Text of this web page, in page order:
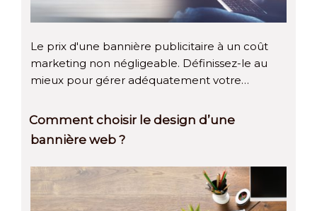
Le prix d'une bannière publicitaire à un coût
marketing non négligeable. Définissez-le au
mieux pour gérer adéquatement votre…
Comment choisir le design d’une
bannière web ?